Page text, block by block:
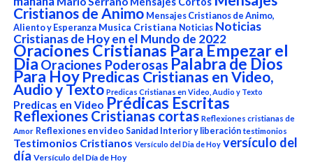
Cristianos de Animo Mensajes Cristianos de Animo,
Aliento y Esperanza Musica Cristiana Noticias Noticias
Cristianas de Hoy en el Mundo de 2022
Oraciones Cristianas Para Empezar el
DiaOraciones Poderosas Palabra de Dios
Para Hoy Predicas Cristianas en Video,
Audio y Texto Predicas Cristianas en Video, Audio y Texto
Predicas en Video Prédicas Escritas
Reflexiones Cristianas cortas Reflexiones cristianas de
Amor Reflexiones en video Sanidad Interior y liberación testimonios
Testimonios Cristianos Versículo del Dia de Hoy versículo del
día Versículo del Día de Hoy